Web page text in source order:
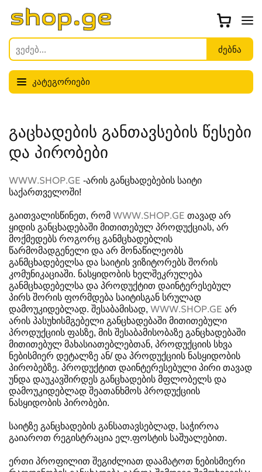
კატეგორიები
გაცხადების განთავსების წესები
და პირობები
WWW.SHOP.GE -არის განცხადებების საიტი
საქართველოში!
გაითვალისწინეთ, რომ WWW.SHOP.GE თავად არ
ყიდის განცხადებაში მითითებულ პროდუქციას, არ
მოქმედებს როგორც განმცხადებლის
წარმომადგენელი და არ მონაწილეობს
განმცხადებელსა და საიტის ვიზიტორებს შორის
კომუნიკაციაში. ნასყიდობის ხელშეკრულება
განმცხადებელსა და პროდუქტით დაინტერესებულ
პირს შორის ფორმდება საიტისგან სრულად
დამოუკიდებლად. შესაბამისად, WWW.SHOP.GE არ
არის პასუხისმგებელი განცხადებაში მითითებული
პროდუქციის ფასზე, მის შესაბამისობაზე განცხადებაში
მითითებულ მახასიათებლებთან, პროდუქციის სხვა
ნებისმიერ დეტალზე ან/ და პროდუქციის ნასყიდობის
პირობებზე. პროდუქტით დაინტერესებული პირი თავად
უნდა დაუკავშირდეს განცხადების მფლობელს და
დამოუკიდებლად შეათანხმოს პროდუქციის
ნასყიდობის პირობები.
საიტზე განცხადების განსათავსებლად, საჭიროა
გაიაროთ რეგისტრაცია ელ.ფოსტის საშუალებით.
ერთი პროფილით შეგიძლიათ დაამატოთ ნებისმიერი